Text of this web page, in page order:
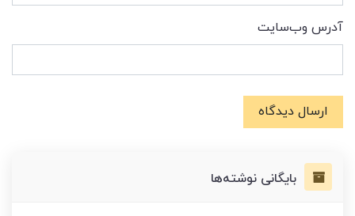
آدرس وب‌سایت
ارسال دیدگاه
بایگانی نوشته‌ها